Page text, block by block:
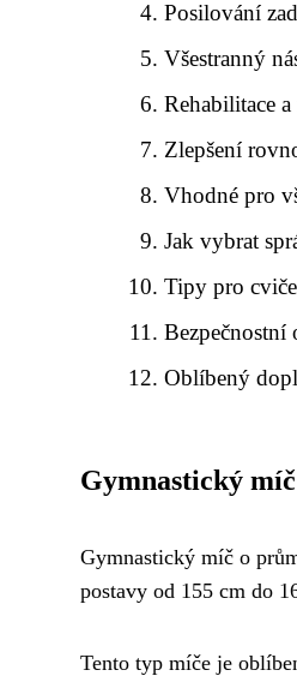
Posilování
Všestranný
Rehabilitace
Zlepšení
Vhodné pro
Jak vybrat
Tipy pro
Bezpečnostní
Oblíbený
Gymnastický
Gymnastický míč o
postavy od 155 cm do
Tento typ míče je